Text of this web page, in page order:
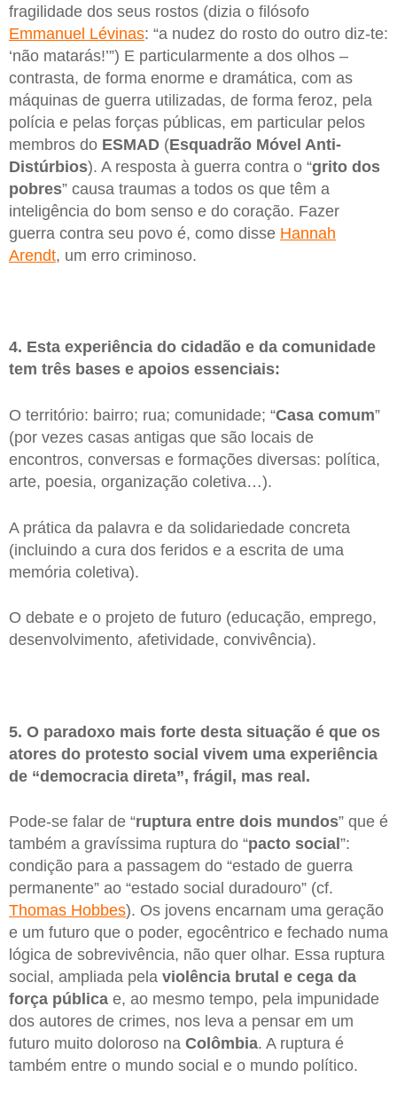
fragilidade dos seus rostos (dizia o filósofo
Emmanuel Lévinas: “a nudez do rosto do outro diz-te:
‘não matarás!’”) E particularmente a dos olhos –
contrasta, de forma enorme e dramática, com as
máquinas de guerra utilizadas, de forma feroz, pela
polícia e pelas forças públicas, em particular pelos
membros do ESMAD (Esquadrão Móvel Anti-
Distúrbios). A resposta à guerra contra o “grito dos
pobres” causa traumas a todos os que têm a
inteligência do bom senso e do coração. Fazer
guerra contra seu povo é, como disse Hannah
Arendt, um erro criminoso.
4. Esta experiência do cidadão e da comunidade
tem três bases e apoios essenciais:
O território: bairro; rua; comunidade; “Casa comum”
(por vezes casas antigas que são locais de
encontros, conversas e formações diversas: política,
arte, poesia, organização coletiva…).
A prática da palavra e da solidariedade concreta
(incluindo a cura dos feridos e a escrita de uma
memória coletiva).
O debate e o projeto de futuro (educação, emprego,
desenvolvimento, afetividade, convivência).
5. O paradoxo mais forte desta situação é que os
atores do protesto social vivem uma experiência
de “democracia direta”, frágil, mas real.
Pode-se falar de “ruptura entre dois mundos” que é
também a gravíssima ruptura do “pacto social ”:
condição para a passagem do “estado de guerra
permanente” ao “estado social duradouro” (cf.
Thomas Hobbes). Os jovens encarnam uma geração
e um futuro que o poder, egocêntrico e fechado numa
lógica de sobrevivência, não quer olhar. Essa ruptura
social, ampliada pela violência brutal e cega da
força pública e, ao mesmo tempo, pela impunidade
dos autores de crimes, nos leva a pensar em um
futuro muito doloroso na Colômbia. A ruptura é
também entre o mundo social e o mundo político.